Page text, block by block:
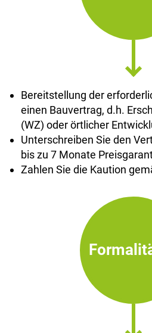
Bereitstellung der
einen Bauvertrag, d.h.
(WZ) oder örtlicher
Unterschreiben Sie den
bis zu 7 Monate
Zahlen Sie die Kaution